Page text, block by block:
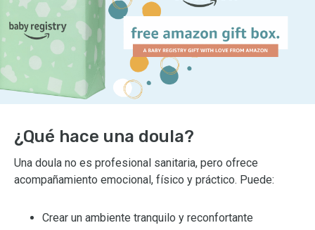
¿Qué hace una doula?
Una doula no es profesional sanitaria, pero ofrece
acompañamiento emocional, físico y práctico. Puede:
Crear un ambiente tranquilo y reconfortante